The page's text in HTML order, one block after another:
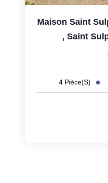
, Saint
4 Pièce(s)